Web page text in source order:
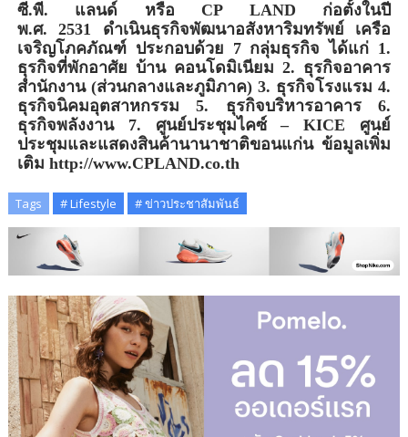
ซี.พี. แลนด์ หรือ CP LAND ก่อตั้งในปี
พ.ศ.2531 ดำเนินธุรกิจพัฒนาอสังหาริมทรัพย์ เครือ
เจริญโภคภัณฑ์ ประกอบด้วย 7 กลุ่มธุรกิจ ได้แก่ 1.
ธุรกิจที่พักอาศัย บ้าน คอนโดมิเนียม2. ธุรกิจอาคาร
สำนักงาน (ส่วนกลางและภูมิภาค) 3. ธุรกิจโรงแรม4.
ธุรกิจนิคมอุตสาหกรรม5. ธุรกิจบริหารอาคาร6.
ธุรกิจพลังงาน 7. ศูนย์ประชุมไคซ์ –KICE ศูนย์
ประชุมและแสดงสินค้านานาชาติขอนแก่น ข้อมูลเพิ่ม
เติม http://www.CPLAND.co.th
Tags # Lifestyle # ข่าวประชาสัมพันธ์